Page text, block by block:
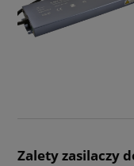
Zalety zasilaczy